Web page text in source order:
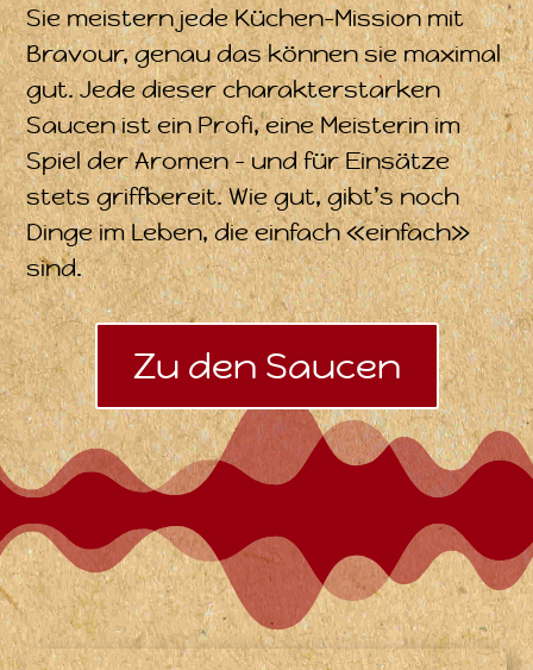
Sie meistern jede Küchen-Mission mit
Bravour, genau das können sie maximal
gut. Jede dieser charakterstarken
Saucen ist ein Profi, eine Meisterin im
Spiel der Aromen – und für Einsätze
stets griffbereit. Wie gut, gibt’s noch
Dinge im Leben, die einfach «einfach»
sind.
Zu den Saucen